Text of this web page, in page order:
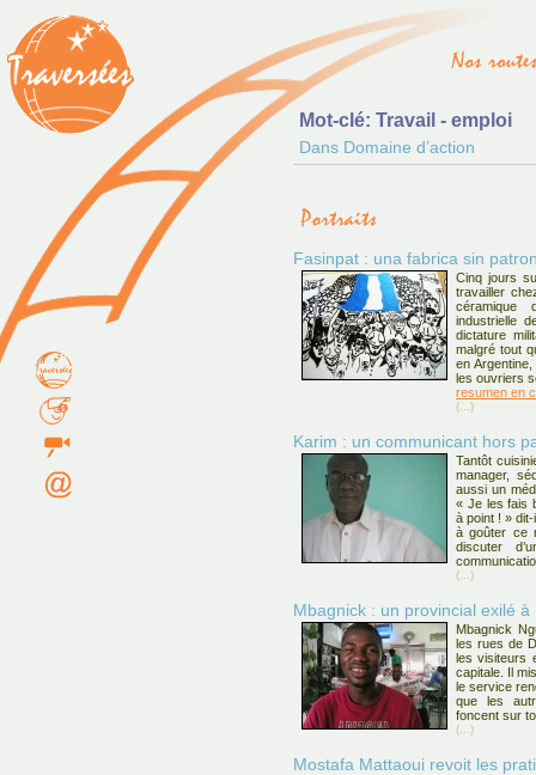
Mot-clé: Travail - emploi
Dans Domaine d’action
Fasinpat : una fabrica sin
Cinq jours
travailler
céramique
industrielle
dictature
malgré tout
en
les ouvriers
resumen en
(...)
Karim : un communicant hors
Tantôt
manager,
aussi un
« Je les fais
à point ! »
à goûter ce
discuter
(...)
Mbagnick : un provincial exilé à
Mbagnick
les rues de
les visiteurs
capitale. Il
le service
que les
foncent sur
(...)
Mostafa Mattaoui revoit les